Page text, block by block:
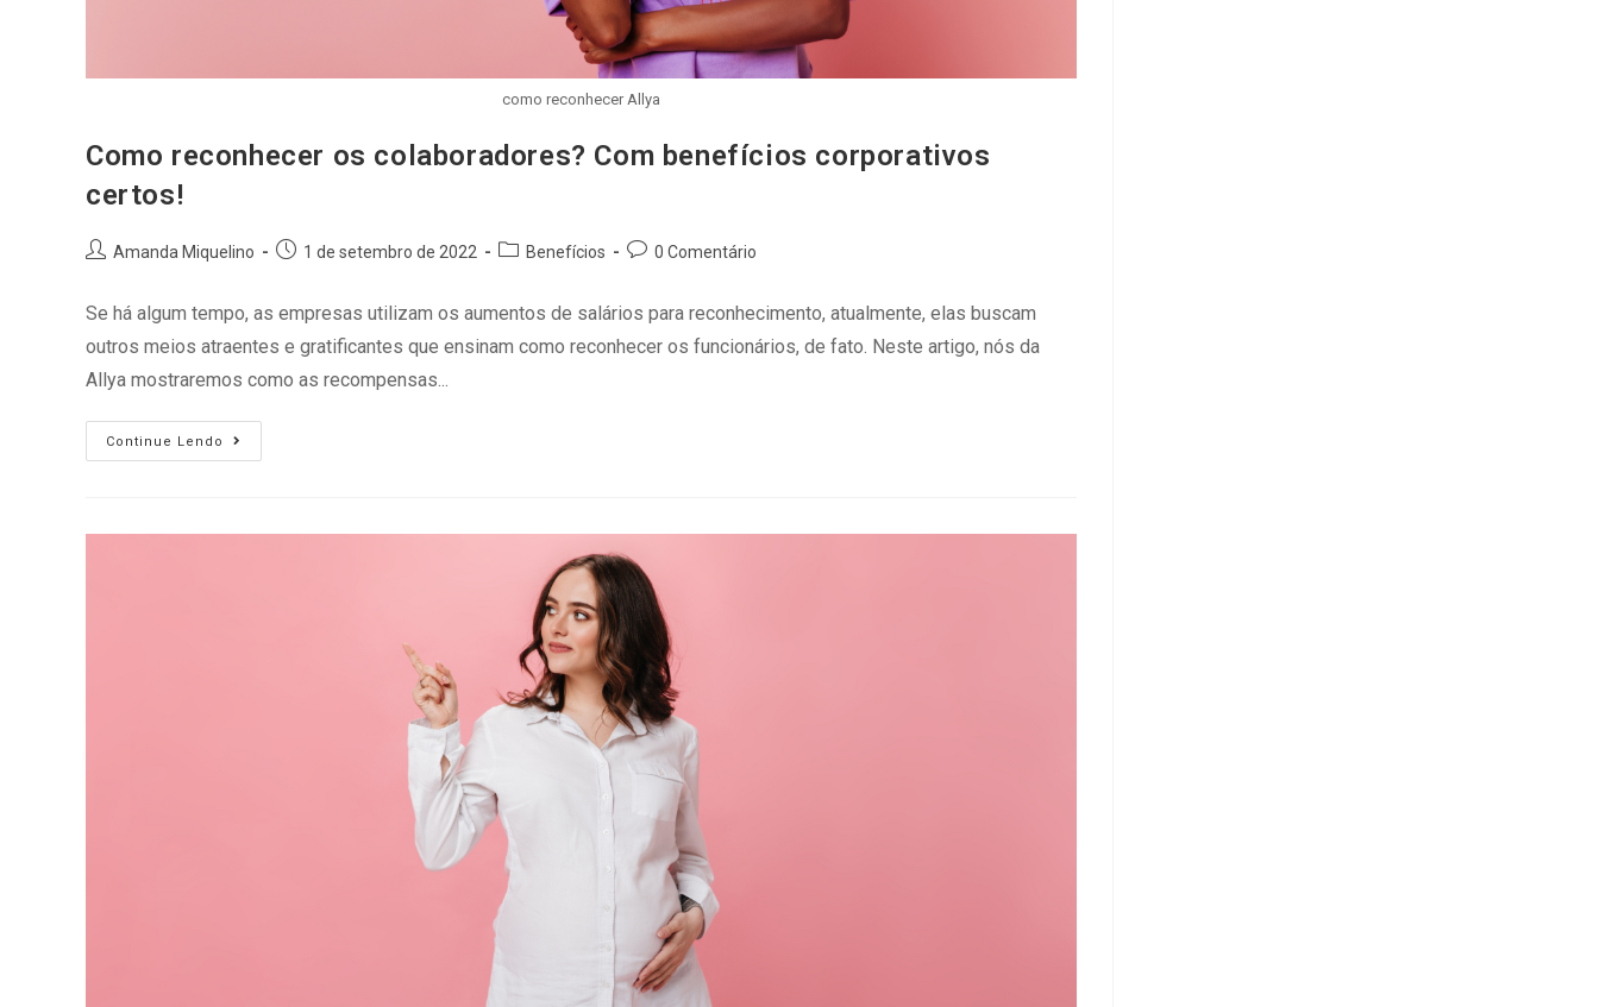
como reconhecer Allya
Como reconhecer os colaboradores? Com benefícios corporativos
certos!
Amanda Miquelino 1 de setembro de 2022 Benefícios 0 Comentário
Se há algum tempo, as empresas utilizam os aumentos de salários para reconhecimento, atualmente, elas buscam
outros meios atraentes e gratificantes que ensinam como reconhecer os funcionários, de fato. Neste artigo, nós da
Allya mostraremos como as recompensas...
Continue Lendo